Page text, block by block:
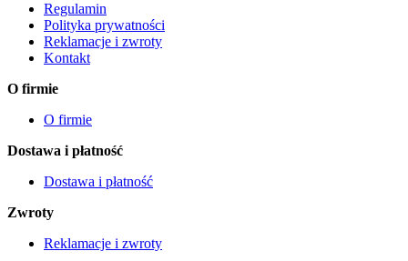
Regulamin
Polityka prywatności
Reklamacje i zwroty
Kontakt
O firmie
O firmie
Dostawa i płatność
Dostawa i płatność
Zwroty
Reklamacje i zwroty